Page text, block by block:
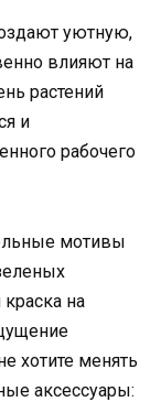
уютную,
влияют на
растений
и
рабочего
мотивы
на
хотите менять
аксессуары: